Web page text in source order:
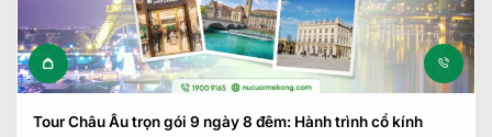
Tour Châu Âu trọn gói 9 ngày 8 đêm: Hành trình cổ kính